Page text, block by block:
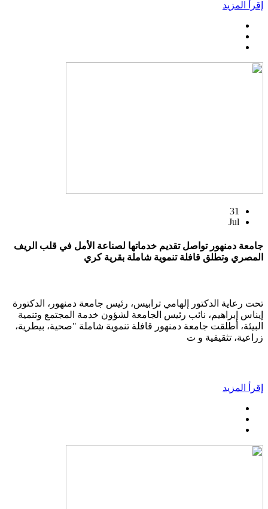
إقرأ المزيد
31
Jul
جامعة دمنهور تواصل تقديم خدماتها لصناعة الأمل في قلب الريف
المصري وتطلق قافلة تنموية شاملة بقرية كري
تحت رعاية الدكتور إلهامي ترابيس، رئيس جامعة دمنهور، الدكتورة
إيناس إبراهيم، نائب رئيس الجامعة لشؤون خدمة المجتمع وتنمية
البيئة، أطلقت جامعة دمنهور قافلة تنموية شاملة "صحية، بيطرية،
زراعية، تثقيفية و ت
إقرأ المزيد